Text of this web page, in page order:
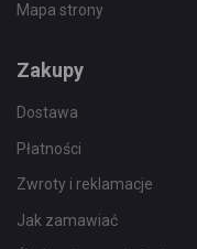
Mapa strony
Zakupy
Dostawa
Płatności
Zwroty i reklamacje
Jak zamawiać